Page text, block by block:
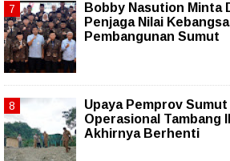
Bobby Nasution Minta
Penjaga Nilai
Pembangunan Sumut
Upaya Pemprov
Operasional Tambang
Akhirnya Berhenti